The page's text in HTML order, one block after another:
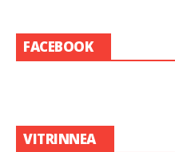
FACEBOOK
VITRINNEA